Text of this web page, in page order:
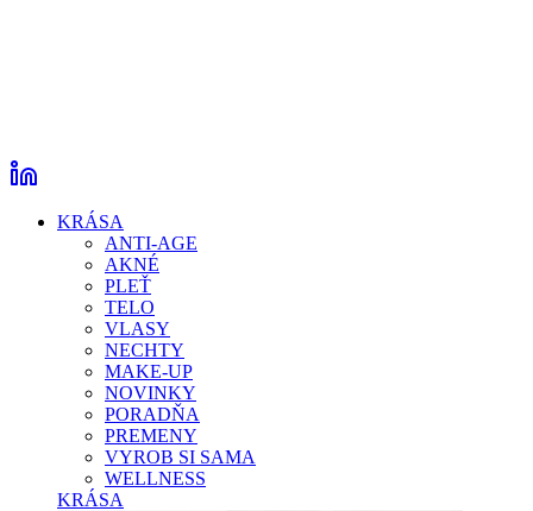
KRÁSA
ANTI-AGE
AKNÉ
PLEŤ
TELO
VLASY
NECHTY
MAKE-UP
NOVINKY
PORADŇA
PREMENY
VYROB SI SAMA
WELLNESS
KRÁSA